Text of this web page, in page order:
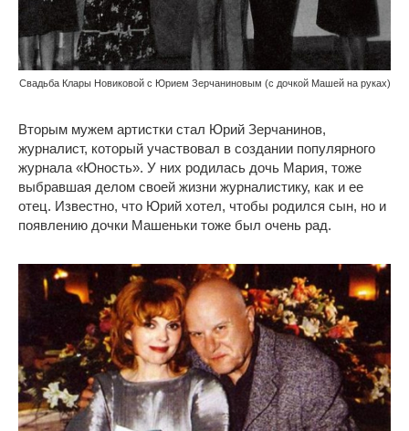
Свадьба Клары Новиковой с Юрием Зерчаниновым (с дочкой Машей на руках)
Вторым мужем артистки стал Юрий Зерчанинов,
журналист, который участвовал в создании популярного
журнала «Юность». У них родилась дочь Мария, тоже
выбравшая делом своей жизни журналистику, как и ее
отец. Известно, что Юрий хотел, чтобы родился сын, но и
появлению дочки Машеньки тоже был очень рад.